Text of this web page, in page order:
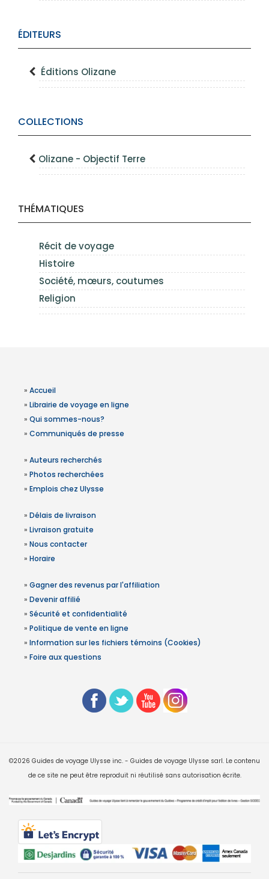
ÉDITEURS
Éditions Olizane
COLLECTIONS
Olizane - Objectif Terre
THÉMATIQUES
Récit de voyage
Histoire
Société, mœurs, coutumes
Religion
» Accueil
» Librairie de voyage en ligne
» Qui sommes-nous?
» Communiqués de presse
» Auteurs recherchés
» Photos recherchées
» Emplois chez Ulysse
» Délais de livraison
» Livraison gratuite
» Nous contacter
» Horaire
» Gagner des revenus par l'affiliation
» Devenir affilié
» Sécurité et confidentialité
» Politique de vente en ligne
» Information sur les fichiers témoins (Cookies)
» Foire aux questions
©2026 Guides de voyage Ulysse inc. - Guides de voyage Ulysse sarl. Le contenu
de ce site ne peut être reproduit ni réutilisé sans autorisation écrite.